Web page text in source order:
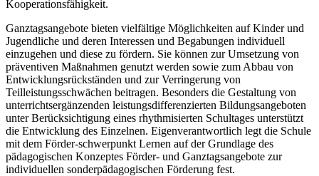
Kooperationsfähigkeit.
Ganztagsangebote bieten vielfältige Möglichkeiten auf Kinder und
Jugendliche und deren Interessen und Begabungen individuell
einzugehen und diese zu fördern. Sie können zur Umsetzung von
präventiven Maßnahmen genutzt werden sowie zum Abbau von
Entwicklungsrückständen und zur Verringerung von
Teilleistungsschwächen beitragen. Besonders die Gestaltung von
unterrichtsergänzenden leistungsdifferenzierten Bildungsangeboten
unter Berücksichtigung eines rhythmisierten Schultages unterstützt
die Entwicklung des Einzelnen. Eigenverantwortlich legt die Schule
mit dem Förder-schwerpunkt Lernen auf der Grundlage des
pädagogischen Konzeptes Förder- und Ganztagsangebote zur
individuellen sonderpädagogischen Förderung fest.